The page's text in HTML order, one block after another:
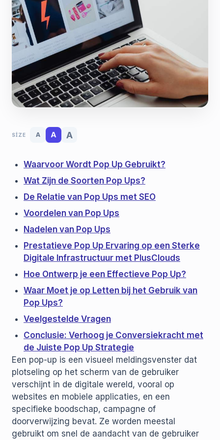
SIZE A A A
Waarvoor Wordt Pop Up Gebruikt?
Wat Zijn de Soorten Pop Ups?
De Relatie van Pop Ups met SEO
Voordelen van Pop Ups
Nadelen van Pop Ups
Prestatieve Pop Up Ervaring op een Sterke
Digitale Infrastructuur met PlusClouds
Hoe Ontwerp je een Effectieve Pop Up?
Waar Moet je op Letten bij het Gebruik van
Pop Ups?
Veelgestelde Vragen
Conclusie: Verhoog je Conversiekracht met
de Juiste Pop Up Strategie
Een pop-up is een visueel meldingsvenster dat
plotseling op het scherm van de gebruiker
verschijnt in de digitale wereld, vooral op
websites en mobiele applicaties, en een
specifieke boodschap, campagne of
doorverwijzing bevat. Ze worden meestal
gebruikt om snel de aandacht van de gebruiker